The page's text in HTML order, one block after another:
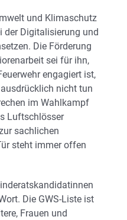
und Klimaschutz
der Digitalisierung und
Die Förderung
sei für ihn,
engagiert ist,
nicht tun
im Wahlkampf
Luftschlösser
sachlichen
steht immer offen
Die GWS-Liste ist
Frauen und